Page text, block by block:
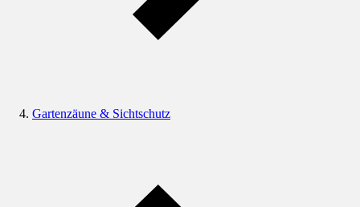
Gartenzäune & Sichtschutz